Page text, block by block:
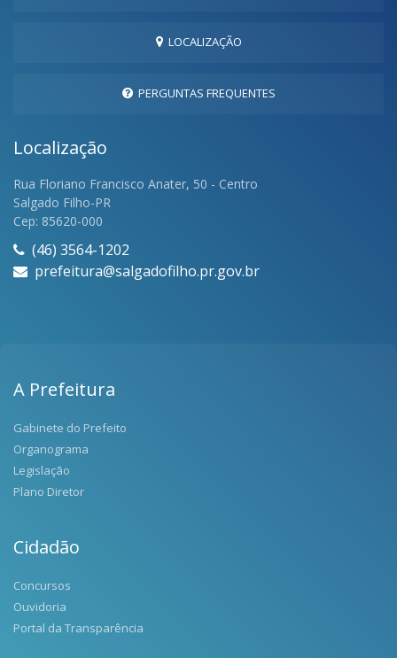
LOCALIZAÇÃO
PERGUNTAS FREQUENTES
Localização
Rua Floriano Francisco Anater, 50 - Centro
Salgado Filho-PR
Cep: 85620-000
(46) 3564-1202
prefeitura@salgadofilho.pr.gov.br
A Prefeitura
Gabinete do Prefeito
Organograma
Legislação
Plano Diretor
Cidadão
Concursos
Ouvidoria
Portal da Transparência